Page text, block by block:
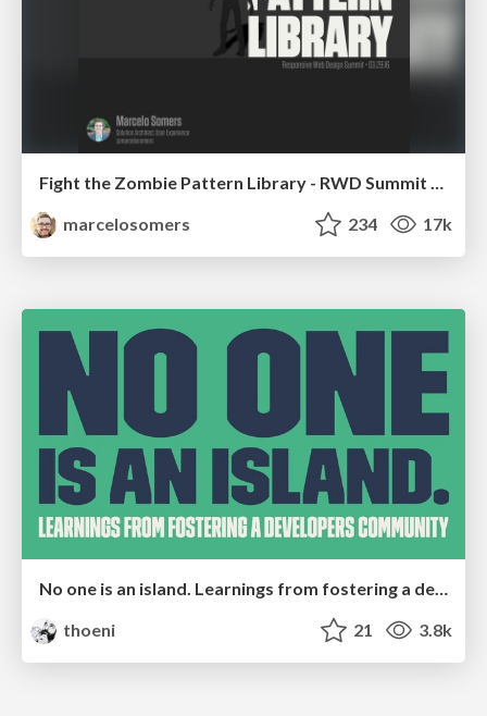
Fight the Zombie Pattern Library - RWD Summit 2016
marcelosomers
234 17k
thoeni
21 3.8k